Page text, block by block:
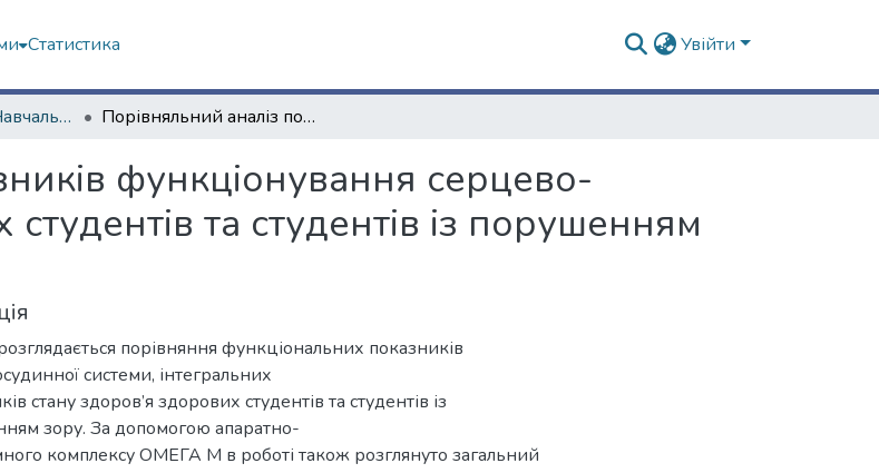
Статистика Увійти
Наукові роботи. Навчально-науковий інститут філософії, культурології, політології Порівняльний аналіз показників функціонування серцево-судинної системи здорових студентів та студентів із порушенням зору
функціонування серцево-
та студентів із порушенням
розглядається порівняння функціональних показників
системи, інтегральних
стану здоров’я здорових студентів та студентів із
зору. За допомогою апаратно-
комплексу ОМЕГА М в роботі також розглянуто загальний